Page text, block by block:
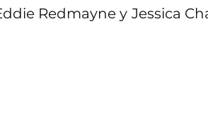
Redmayne y Jessica